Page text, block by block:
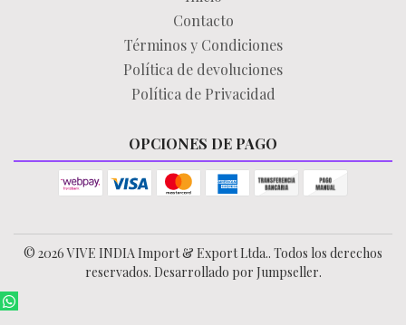
Contacto
Términos y Condiciones
Política de devoluciones
Política de Privacidad
OPCIONES DE PAGO
© 2026 VIVE INDIA Import & Export Ltda.. Todos los derechos
reservados. Desarrollado por Jumpseller.